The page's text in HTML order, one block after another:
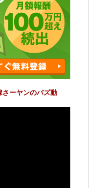
さーヤンのバズ動